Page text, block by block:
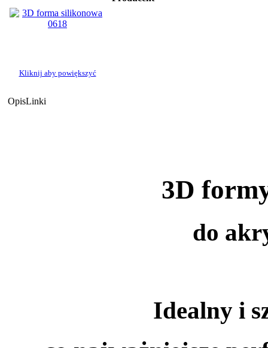
Kliknij aby powiększyć
OpisLinki
3D
do
Idealny i